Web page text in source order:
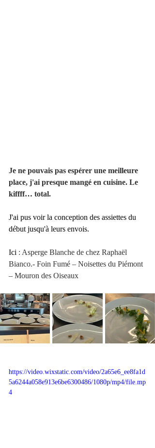
Je ne pouvais pas espérer une meilleure
place, j'ai presque mangé en cuisine. Le
kiffff… total.
J'ai pus voir la conception des assiettes du
début jusqu'à leurs envois.
Ici : Asperge Blanche de chez Raphaël
Bianco.- Foin Fumé – Noisettes du Piémont
– Mouron des Oiseaux
https://video.wixstatic.com/video/2a65e6_ee8fa1d
5a6244a058e913e6be6300486/1080p/mp4/file.mp
4